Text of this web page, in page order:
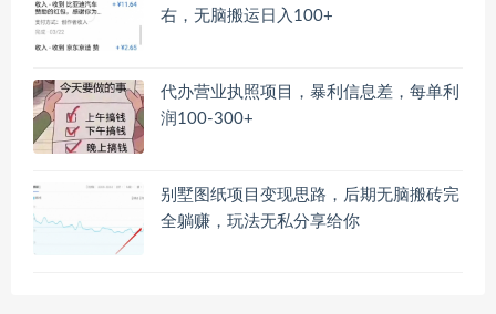
右，无脑搬运日入100+
代办营业执照项目，暴利信息差，每单利
润100-300+
别墅图纸项目变现思路，后期无脑搬砖完
全躺赚，玩法无私分享给你